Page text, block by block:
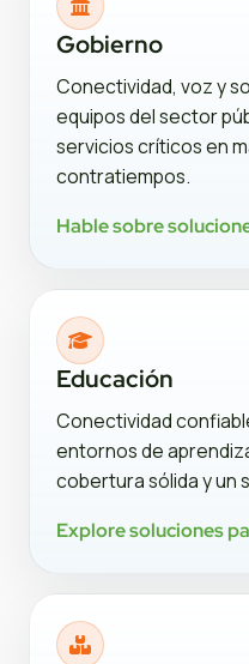
Gobierno
Conectividad, voz y
equipos del sector
servicios críticos en
contratiempos.
Hable sobre
Educación
Conectividad
entornos de
cobertura sólida y un
Explore soluciones